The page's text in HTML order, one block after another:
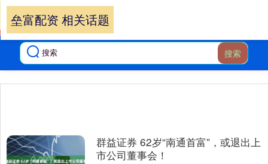
搜索
垒富配资 相关话题
群益证券 62岁“南通首富”，或退出上
市公司董事会！